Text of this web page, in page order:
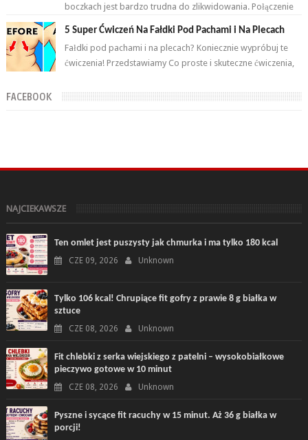
boczkach jest bardzo trudna do zlikwidowania. Połączenie
odpowiednich ćwiczeń oraz ...
5 Super Ćwiczeń Na Fałdki Pod Pachami i Na Plecach
Fałdki pod pachami i na plecach? Koniecznie wypróbuj te
ćwiczenia! Przedstawiamy Co proste i skuteczne ćwiczenia,
FACEBOOK
NAJCIEKAWSZE
Ten omlet jest puszysty jak chmurka i ma tylko 180 kcal
CZE 09, 2026 Unknown
Tylko 106 kcal! Chrupiące fit gofry z prawie 8 g białka w
sztuce
CZE 08, 2026 Unknown
Fit chlebki z serka wiejskiego z patelni – wysokobiałkowe
pieczywo gotowe w 10 minut
CZE 08, 2026 Unknown
Pyszne i sycące fit racuchy w 15 minut. Aż 36 g białka w
porcji!